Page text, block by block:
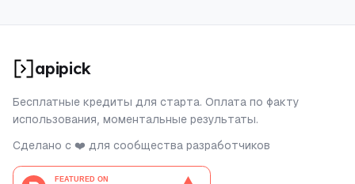
apipick
Бесплатные кредиты для старта. Оплата по факту
использования, моментальные результаты.
Сделано с ❤️ для сообщества разработчиков